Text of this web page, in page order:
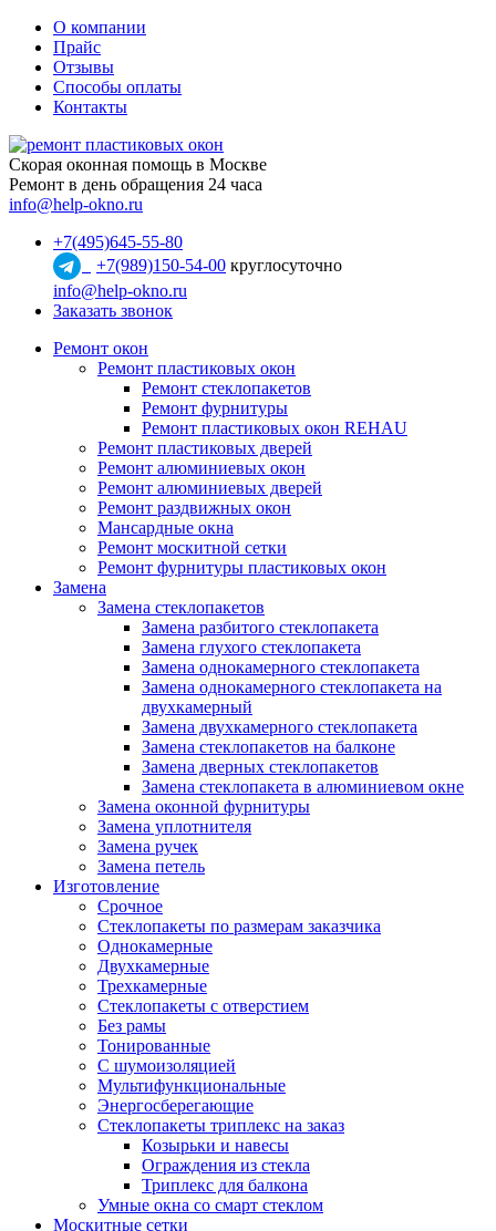
О компании
Прайс
Отзывы
Способы оплаты
Контакты
Скорая оконная помощь в Москве
Ремонт в день обращения 24 часа
info@help-okno.ru
+7(495)645-55-80
+7(989)150-54-00 круглосуточно
info@help-okno.ru
Заказать звонок
Ремонт окон
Ремонт пластиковых окон
Ремонт стеклопакетов
Ремонт фурнитуры
Ремонт пластиковых окон REHAU
Ремонт пластиковых дверей
Ремонт алюминиевых окон
Ремонт алюминиевых дверей
Ремонт раздвижных окон
Мансардные окна
Ремонт москитной сетки
Ремонт фурнитуры пластиковых окон
Замена
Замена стеклопакетов
Замена разбитого стеклопакета
Замена глухого стеклопакета
Замена однокамерного стеклопакета
Замена однокамерного стеклопакета на
двухкамерный
Замена двухкамерного стеклопакета
Замена стеклопакетов на балконе
Замена дверных стеклопакетов
Замена стеклопакета в алюминиевом окне
Замена оконной фурнитуры
Замена уплотнителя
Замена ручек
Замена петель
Изготовление
Срочное
Стеклопакеты по размерам заказчика
Однокамерные
Двухкамерные
Трехкамерные
Стеклопакеты с отверстием
Без рамы
Тонированные
С шумоизоляцией
Мультифункциональные
Энергосберегающие
Стеклопакеты триплекс на заказ
Козырьки и навесы
Ограждения из стекла
Триплекс для балкона
Умные окна со смарт стеклом
Москитные сетки